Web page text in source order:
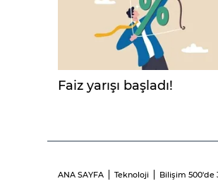
Faiz yarışı başladı!
ANA SAYFA Teknoloji Bilişim 500'de